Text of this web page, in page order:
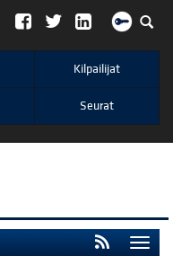
Kilpailijat
Seurat